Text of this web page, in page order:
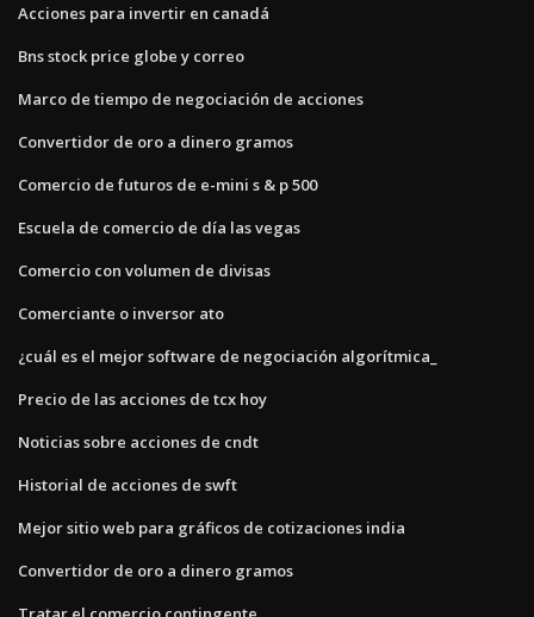
Acciones para invertir en canadá
Bns stock price globe y correo
Marco de tiempo de negociación de acciones
Convertidor de oro a dinero gramos
Comercio de futuros de e-mini s & p 500
Escuela de comercio de día las vegas
Comercio con volumen de divisas
Comerciante o inversor ato
¿cuál es el mejor software de negociación algorítmica_
Precio de las acciones de tcx hoy
Noticias sobre acciones de cndt
Historial de acciones de swft
Mejor sitio web para gráficos de cotizaciones india
Convertidor de oro a dinero gramos